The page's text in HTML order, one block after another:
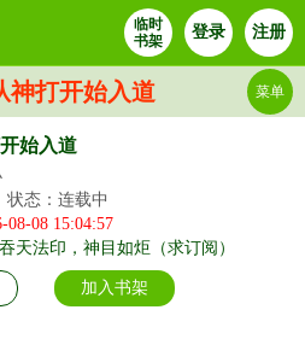
临时
书架
登录 注册
神打开始入道 菜单
始入道
状态：连载中
08-08 15:04:57
天法印，神目如炬（求订阅）
加入书架